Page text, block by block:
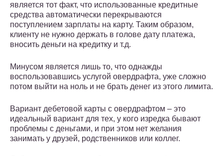
является тот факт, что использованные кредитные
средства автоматически перекрываются
поступлением зарплаты на карту. Таким образом,
клиенту не нужно держать в голове дату платежа,
вносить деньги на кредитку и т.д.
Минусом является лишь то, что однажды
воспользовавшись услугой овердрафта, уже сложно
потом выйти на ноль и не брать денег из этого лимита.
Вариант дебетовой карты с овердрафтом – это
идеальный вариант для тех, у кого изредка бывают
проблемы с деньгами, и при этом нет желания
занимать у друзей, родственников или коллег.